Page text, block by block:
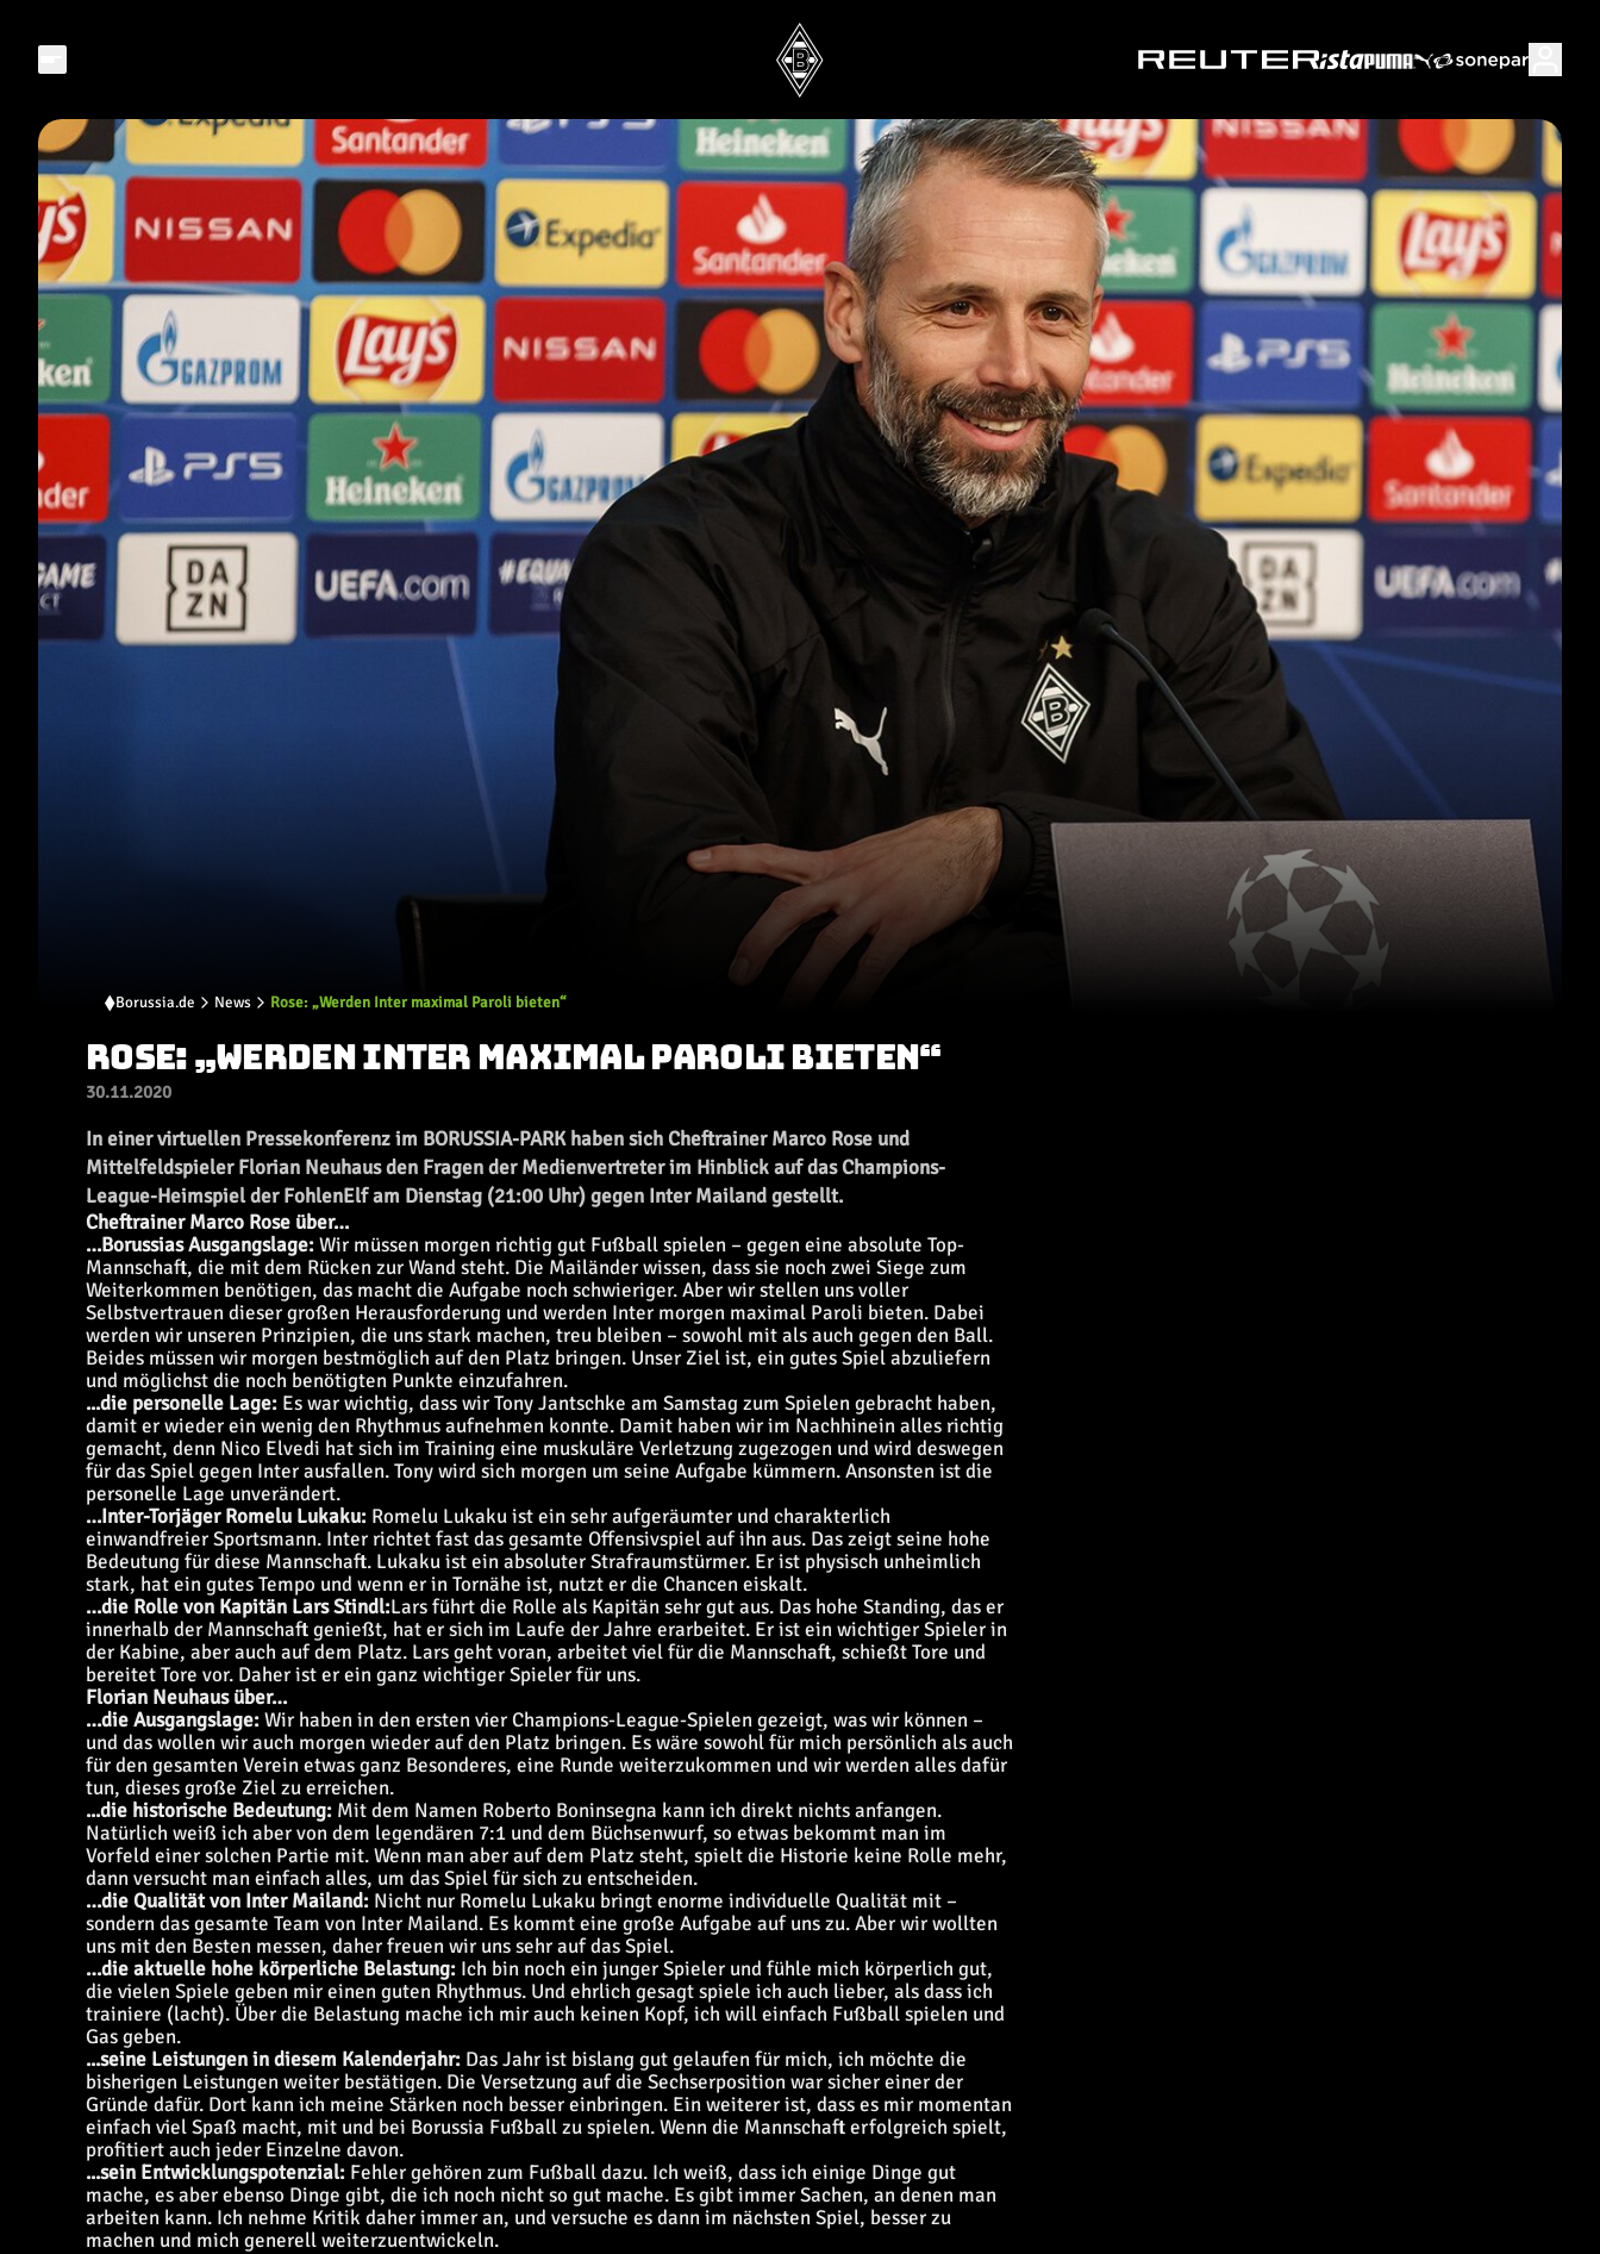
Borussia.de News Rose: „Werden Inter maximal Paroli bieten“
ROSE: „WERDEN INTER MAXIMAL PAROLI BIETEN“
30.11.2020
In einer virtuellen Pressekonferenz im BORUSSIA-PARK haben sich Cheftrainer Marco Rose und
Mittelfeldspieler Florian Neuhaus den Fragen der Medienvertreter im Hinblick auf das Champions-
League-Heimspiel der FohlenElf am Dienstag (21:00 Uhr) gegen Inter Mailand gestellt.
Cheftrainer Marco Rose über…
…Borussias Ausgangslage:Wir müssen morgen richtig gut Fußball spielen – gegen eine absolute Top-
Mannschaft, die mit dem Rücken zur Wand steht. Die Mailänder wissen, dass sie noch zwei Siege zum
Weiterkommen benötigen, das macht die Aufgabe noch schwieriger. Aber wir stellen uns voller
Selbstvertrauen dieser großen Herausforderung und werden Inter morgen maximal Paroli bieten. Dabei
werden wir unseren Prinzipien, die uns stark machen, treu bleiben – sowohl mit als auch gegen den Ball.
Beides müssen wir morgen bestmöglich auf den Platz bringen. Unser Ziel ist, ein gutes Spiel abzuliefern
und möglichst die noch benötigten Punkte einzufahren.
...die personelle Lage: Es war wichtig, dass wir Tony Jantschke am Samstag zum Spielen gebracht haben,
damit er wieder ein wenig den Rhythmus aufnehmen konnte. Damit haben wir im Nachhinein alles richtig
gemacht, denn Nico Elvedi hat sich im Training eine muskuläre Verletzung zugezogen und wird deswegen
für das Spiel gegen Inter ausfallen. Tony wird sich morgen um seine Aufgabe kümmern. Ansonsten ist die
personelle Lage unverändert.
…Inter-Torjäger Romelu Lukaku: Romelu Lukaku ist ein sehr aufgeräumter und charakterlich
einwandfreier Sportsmann. Inter richtet fast das gesamte Offensivspiel auf ihn aus. Das zeigt seine hohe
Bedeutung für diese Mannschaft. Lukaku ist ein absoluter Strafraumstürmer. Er ist physisch unheimlich
stark, hat ein gutes Tempo und wenn er in Tornähe ist, nutzt er die Chancen eiskalt.
…die Rolle von Kapitän Lars Stindl:Lars führt die Rolle als Kapitän sehr gut aus. Das hohe Standing, das er
innerhalb der Mannschaft genießt, hat er sich im Laufe der Jahre erarbeitet. Er ist ein wichtiger Spieler in
der Kabine, aber auch auf dem Platz. Lars geht voran, arbeitet viel für die Mannschaft, schießt Tore und
bereitet Tore vor. Daher ist er ein ganz wichtiger Spieler für uns.
Florian Neuhaus über…
…die Ausgangslage:Wir haben in den ersten vier Champions-League-Spielen gezeigt, was wir können –
und das wollen wir auch morgen wieder auf den Platz bringen. Es wäre sowohl für mich persönlich als auch
für den gesamten Verein etwas ganz Besonderes, eine Runde weiterzukommen und wir werden alles dafür
tun, dieses große Ziel zu erreichen.
...die historische Bedeutung: Mit dem Namen Roberto Boninsegna kann ich direkt nichts anfangen.
Natürlich weiß ich aber von dem legendären 7:1 und dem Büchsenwurf, so etwas bekommt man im
Vorfeld einer solchen Partie mit. Wenn man aber auf dem Platz steht, spielt die Historie keine Rolle mehr,
dann versucht man einfach alles, um das Spiel für sich zu entscheiden.
…die Qualität von Inter Mailand: Nicht nur Romelu Lukaku bringt enorme individuelle Qualität mit –
sondern das gesamte Team von Inter Mailand. Es kommt eine große Aufgabe auf uns zu. Aber wir wollten
uns mit den Besten messen, daher freuen wir uns sehr auf das Spiel.
…die aktuelle hohe körperliche Belastung: Ich bin noch ein junger Spieler und fühle mich körperlich gut,
die vielen Spiele geben mir einen guten Rhythmus. Und ehrlich gesagt spiele ich auch lieber, als dass ich
trainiere (lacht). Über die Belastung mache ich mir auch keinen Kopf, ich will einfach Fußball spielen und
Gas geben.
...seine Leistungen in diesem Kalenderjahr: Das Jahr ist bislang gut gelaufen für mich, ich möchte die
bisherigen Leistungen weiter bestätigen. Die Versetzung auf die Sechserposition war sicher einer der
Gründe dafür. Dort kann ich meine Stärken noch besser einbringen. Ein weiterer ist, dass es mir momentan
einfach viel Spaß macht, mit und bei Borussia Fußball zu spielen. Wenn die Mannschaft erfolgreich spielt,
profitiert auch jeder Einzelne davon.
...sein Entwicklungspotenzial: Fehler gehören zum Fußball dazu. Ich weiß, dass ich einige Dinge gut
mache, es aber ebenso Dinge gibt, die ich noch nicht so gut mache. Es gibt immer Sachen, an denen man
arbeiten kann. Ich nehme Kritik daher immer an, und versuche es dann im nächsten Spiel, besser zu
machen und mich generell weiterzuentwickeln.